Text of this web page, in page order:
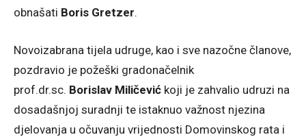
obnašati Boris Gretzer.
Novoizabrana tijela udruge, kao i sve nazočne članove,
pozdravio je požeški gradonačelnik
prof.dr.sc. Borislav Miličević koji je zahvalio udruzi na
dosadašnjoj suradnji te istaknuo važnost njezina
djelovanja u očuvanju vrijednosti Domovinskog rata i